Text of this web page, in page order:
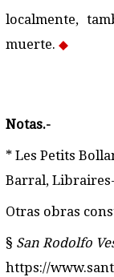
localmente,
muerte.
Notas.-
* Les Petits
Barral, Libraires-
Otras obras
§ San Rodolfo
https://